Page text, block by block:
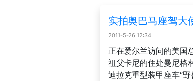
实拍奥巴马座驾大
2011-5-26 12:34
正在爱尔兰访问的美国
祖父卡尼的住处曼尼格
迪拉克重型装甲座车“